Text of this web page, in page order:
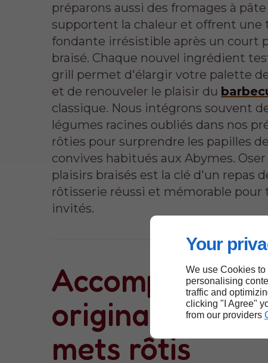
Your
We use Cookies
personalising
traffic and
clicking "I Agree"
from our providers
préparons aussi des fromages à
supportent la chaleur et offrent une
fondante irrésistible après un court
braisé. Chaque nouvel ingrédient
grill permet d'élargir votre palette
et de renouveler le plaisir du
classique. Nous intégrons souvent
légumes racines oubliés dans nos
rôties pour surprendre les papilles
convives habitués aux Abymes.
plaisirs braisés est la clé d'un repas
rôtisserie réussi et mémorable pour
invités.
originaux pour
mets rôtis